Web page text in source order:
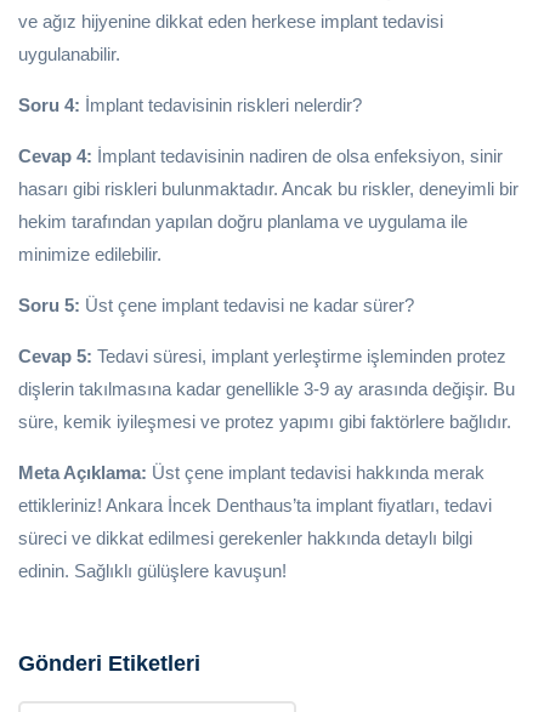
ve ağız hijyenine dikkat eden herkese implant tedavisi
uygulanabilir.
Soru 4: İmplant tedavisinin riskleri nelerdir?
Cevap 4: İmplant tedavisinin nadiren de olsa enfeksiyon, sinir
hasarı gibi riskleri bulunmaktadır. Ancak bu riskler, deneyimli bir
hekim tarafından yapılan doğru planlama ve uygulama ile
minimize edilebilir.
Soru 5: Üst çene implant tedavisi ne kadar sürer?
Cevap 5: Tedavi süresi, implant yerleştirme işleminden protez
dişlerin takılmasına kadar genellikle 3-9 ay arasında değişir. Bu
süre, kemik iyileşmesi ve protez yapımı gibi faktörlere bağlıdır.
Meta Açıklama: Üst çene implant tedavisi hakkında merak
ettikleriniz! Ankara İncek Denthaus’ta implant fiyatları, tedavi
süreci ve dikkat edilmesi gerekenler hakkında detaylı bilgi
edinin. Sağlıklı gülüşlere kavuşun!
Gönderi Etiketleri